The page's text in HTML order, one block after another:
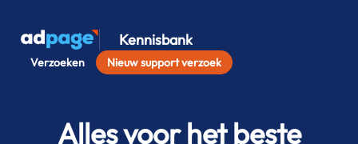
Kennisbank
Verzoeken Nieuw support verzoek
Alles voor het beste